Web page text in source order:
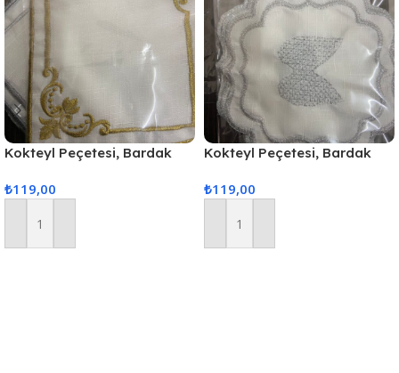
Kokteyl Peçetesi, Bardak
Peçetesi Gold
₺119,00
Sepete Ekle
Kokteyl Peçetesi, Bardak
Peçetesi Gri
₺119,00
Sepete Ekle